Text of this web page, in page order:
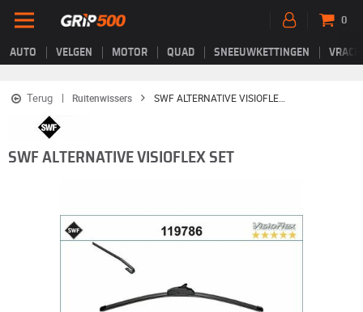
AUTO VELGEN MOTOR QUAD SNEEUWKETTINGEN
0
Terug Ruitenwissers SWF ALTERNATIVE VISIOFLEX SET
SWF ALTERNATIVE VISIOFLEX SET